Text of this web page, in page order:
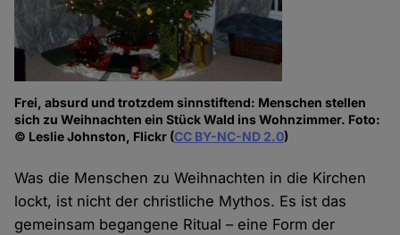
Frei, absurd und trotzdem sinnstiftend: Menschen stellen
sich zu Weihnachten ein Stück Wald ins Wohnzimmer. Foto:
© Leslie Johnston, Flickr (CC BY-NC-ND 2.0)
Was die Menschen zu Weihnachten in die Kirchen
lockt, ist nicht der christliche Mythos. Es ist das
gemeinsam begangene Ritual – eine Form der